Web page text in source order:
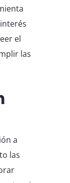
el
las
a
las